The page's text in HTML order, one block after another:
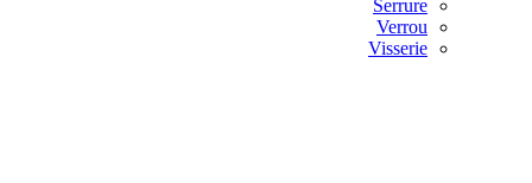
Serrure
Verrou
Visserie